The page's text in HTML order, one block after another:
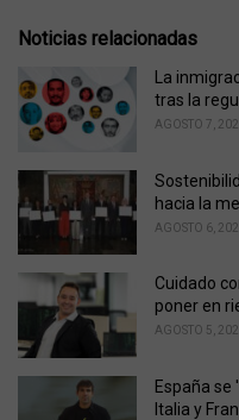
e
o
r
i
Noticias relacionadas
La
tras la
AGOSTO 7,
hacia la
AGOSTO 6,
Cuidado
poner en
AGOSTO 5,
España
Italia y